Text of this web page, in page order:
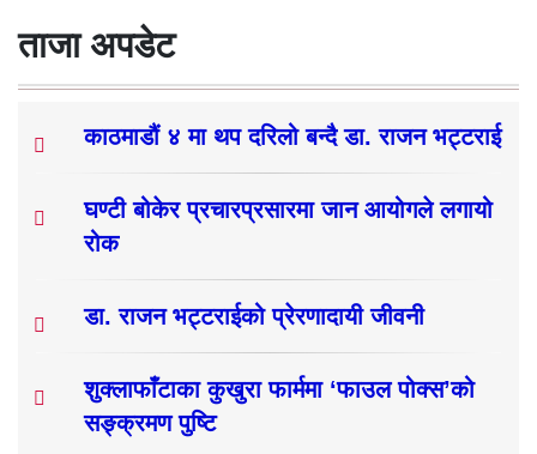
ताजा अपडेट
काठमाडौं ४ मा थप दरिलो बन्दै डा. राजन भट्टराई
घण्टी बोकेर प्रचारप्रसारमा जान आयोगले लगायो
रोक
डा. राजन भट्टराईको प्रेरणादायी जीवनी
शुक्लाफाँटाका कुखुरा फार्ममा ‘फाउल पोक्स’को
सङ्क्रमण पुष्टि